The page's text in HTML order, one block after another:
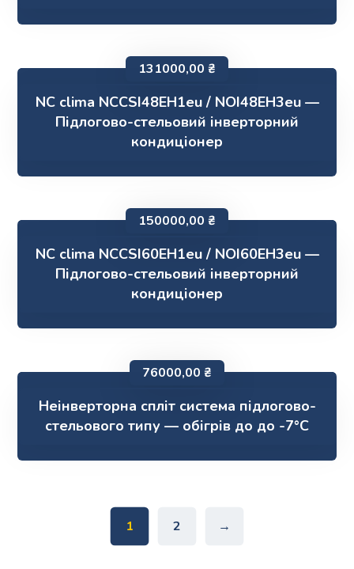
NC clima NCCSI48EH1eu / NOI48EH3eu —
Підлогово-стельовий інверторний
кондиціонер
131000,00 ₴
NC clima NCCSI60EH1eu / NOI60EH3eu —
Підлогово-стельовий інверторний
кондиціонер
150000,00 ₴
Неінверторна спліт система підлогово-
стельового типу — обігрів до до -7°С
76000,00 ₴
1 2 →